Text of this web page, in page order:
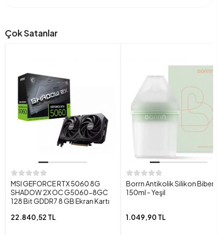
Çok Satanlar
MSI GEFORCE RTX 5060 8G
SHADOW 2X OC G5060-8GC
128 Bit GDDR7 8 GB Ekran Kartı
22.840,52 TL
Borrn Antikolik Silikon
150ml - Yeşil
1.049,90 TL